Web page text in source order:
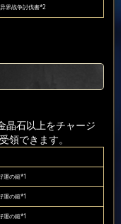
界战争討伐書*2
晶石以上をチャージ
領できます。
運の鎚*1
運の鎚*1
運の鎚*1